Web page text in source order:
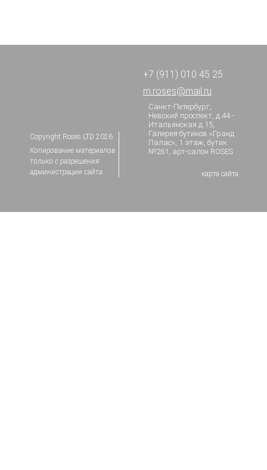
Мы идем за
Copyright Roses LTD 2026
Копирование материалов
только с разрешения
администрации сайта
+7 (911) 010 45 25
m.roses@mail.ru
Санкт-Петербург,
Невский проспект, д.44 -
Итальянская д.15,
Галерея бутиков «Гранд
Палас», 1 этаж, бутик
№261, арт-салон ROSES
карта сайта